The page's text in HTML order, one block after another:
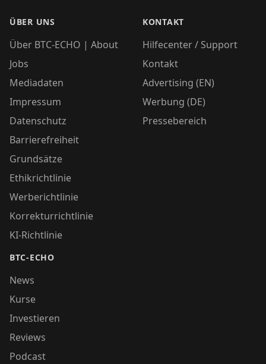
ÜBER UNS
Über BTC-ECHO | About
Jobs
Mediadaten
Impressum
Datenschutz
Barrierefreiheit
Grundsätze
Ethikrichtlinie
Werberichtlinie
Korrekturrichtlinie
KI-Richtlinie
BTC-ECHO
News
Kurse
Investieren
Reviews
Podcast
KONTAKT
Hilfecenter / Support
Kontakt
Advertising (EN)
Werbung (DE)
Pressebereich